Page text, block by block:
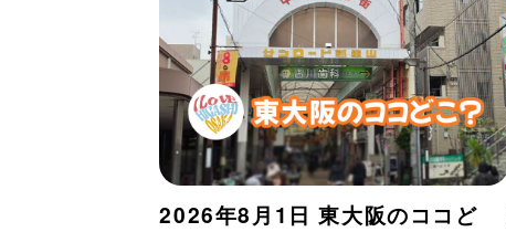
2026年8月1日 東大阪のココど